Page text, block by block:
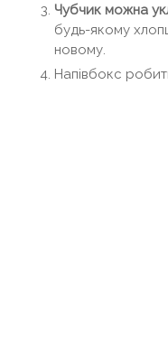
Чубчик можна
будь-якому
новому.
Напівбокс